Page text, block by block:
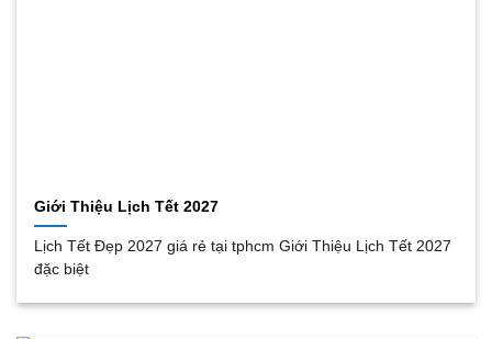
Giới Thiệu Lịch Tết 2027
Lịch Tết Đẹp 2027 giá rẻ tại tphcm Giới Thiệu Lịch Tết 2027
đặc biệt